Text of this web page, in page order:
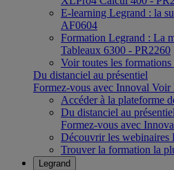
E-learning Legrand : la
AF0604
Formation Legrand : La
Tableaux 6300 - PR2260
Voir toutes les
Du distanciel au présentiel
Formez-vous avec Innoval Voir
Accéder à la plateforme
Du distanciel au présentiel
Formez-vous avec
Découvrir les webinaires
Trouver la formation la
Legrand